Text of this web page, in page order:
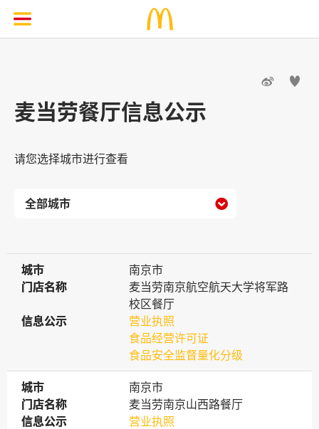
 
麦当劳餐厅信息公示
请您选择城市进行查看

城市
城市
南京市
门店名称
门店名称
麦当劳南京航空航天大学将军路
校区餐厅
信息公示
信息公示
营业执照
食品经营许可证
食品安全监督量化分级
城市
城市
南京市
门店名称
门店名称
麦当劳南京山西路餐厅
信息公示
信息公示
营业执照